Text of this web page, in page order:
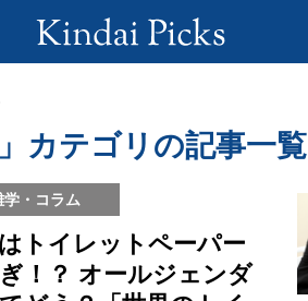
カテゴリの記事一覧
学・コラム
トイレットペーパー
！？ オールジェンダ